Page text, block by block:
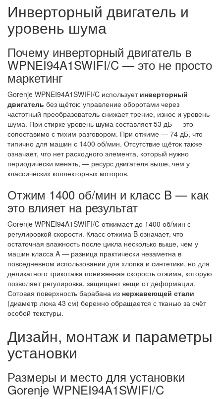
Инверторный двигатель и
уровень шума
Почему инверторный двигатель в
WPNEI94A1SWIFI/C — это не просто
маркетинг
Gorenje WPNEI94A1SWIFI/C использует инверторный
двигатель без щёток: управление оборотами через
частотный преобразователь снижает трение, износ и уровень
шума. При стирке уровень шума составляет 53 дБ — это
сопоставимо с тихим разговором. При отжиме — 74 дБ, что
типично для машин с 1400 об/мин. Отсутствие щёток также
означает, что нет расходного элемента, который нужно
периодически менять, — ресурс двигателя выше, чем у
классических коллекторных моторов.
Отжим 1400 об/мин и класс B — как
это влияет на результат
Gorenje WPNEI94A1SWIFI/C отжимает до 1400 об/мин с
регулировкой скорости. Класс отжима B означает, что
остаточная влажность после цикла несколько выше, чем у
машин класса A — разница практически незаметна в
повседневном использовании для хлопка и синтетики, но для
деликатного трикотажа пониженная скорость отжима, которую
позволяет регулировка, защищает вещи от деформации.
Сотовая поверхность барабана из нержавеющей стали
(диаметр люка 43 см) бережно обращается с тканью за счёт
особой текстуры.
Дизайн, монтаж и параметры
установки
Размеры и место для установки
Gorenje WPNEI94A1SWIFI/C